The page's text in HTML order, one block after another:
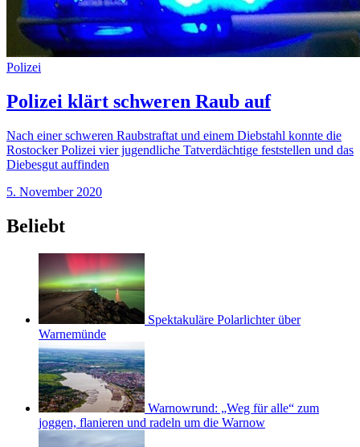
Polizei
Polizei klärt schweren Raub auf
Nach einer schweren Raubstraftat und einem Diebstahl konnte die
Rostocker Polizei vier jugendliche Tatverdächtige feststellen und das
Diebesgut auffinden
5. November 2020
Beliebt
Spektakuläre Polarlichter über
Warnemünde
Warnowrund: „Weg für alle“ zum
joggen, flanieren und radeln um die Warnow